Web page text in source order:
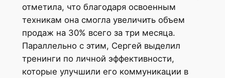
отметила, что благодаря освоенным
техникам она смогла увеличить объем
продаж на 30% всего за три месяца.
Параллельно с этим, Сергей выделил
тренинги по личной эффективности,
которые улучшили его коммуникации в